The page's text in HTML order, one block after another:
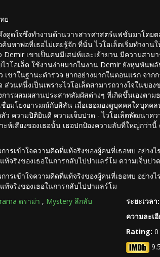
ย
งดูดใจซึ่งทำงานด้านวารสารศาสตร์แฟชั่นมาโดย
ค้นหาพ่อที่เธอไม่เคยรู้จัก ที่นั่น ไวโอเล็ตเริ่มทำง
Demir เขาเป็นคนมีเสน่ห์และเย้ายวน มีความส
วโอเล็ต ใช้งานง่ายมากในงาน Demir ยังหุนหัน
ขาในฐานะตำรวจ ยากอย่างมากในตอนแรก จาก
วนหนึ่งเป็นเพราะไวโอเล็ตสามารถวางใจในขอ
การผสมผสานประสาทสัมผัสต่างๆ ที่เกิดขึ้นเองต
อมโยงอารมณ์กับสีสัน เมื่อเธอมองดูบุคคลใดบุคค
ว ความปิติยินดี ความเจ็บปวด - ไวโอเล็ตพัฒนาค
ะห์เสียงของเธอนั้น เธอปกป้องความลับที่ใหญ่กว่
รเข้าใจความคิดที่แท้จริงของผู้คนที่เธอพบ อย่างไ
จริงของเธอในการกลับไปปาแลร์โม ความเจ็บปวด
รเข้าใจความคิดที่แท้จริงของผู้คนที่เธอพบ อย่างไ
จริงของเธอในการกลับไปปาแลร์โม
ดราม่า , Mystery ลึกลับ
ระยะเวลา:
ความละเ
Rating: 0
9.5